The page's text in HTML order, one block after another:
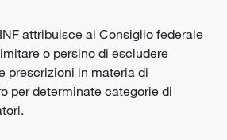
attribuisce al Consiglio federale
o persino di escludere
prescrizioni in materia di
per determinate categorie di